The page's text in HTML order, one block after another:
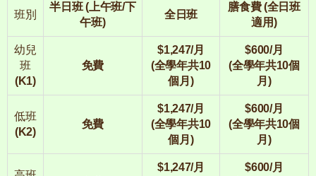
班別
半日班 (上午班/下
午班)
全日班
膳食費 (全日班
適用)
幼兒
班
(K1)
免費
$1,247/月
(全學年共10
個月)
$600/月
(全學年共10個
月)
低班
(K2)
免費
$1,247/月
(全學年共10
個月)
$600/月
(全學年共10個
月)
$1,247/月
$600/月